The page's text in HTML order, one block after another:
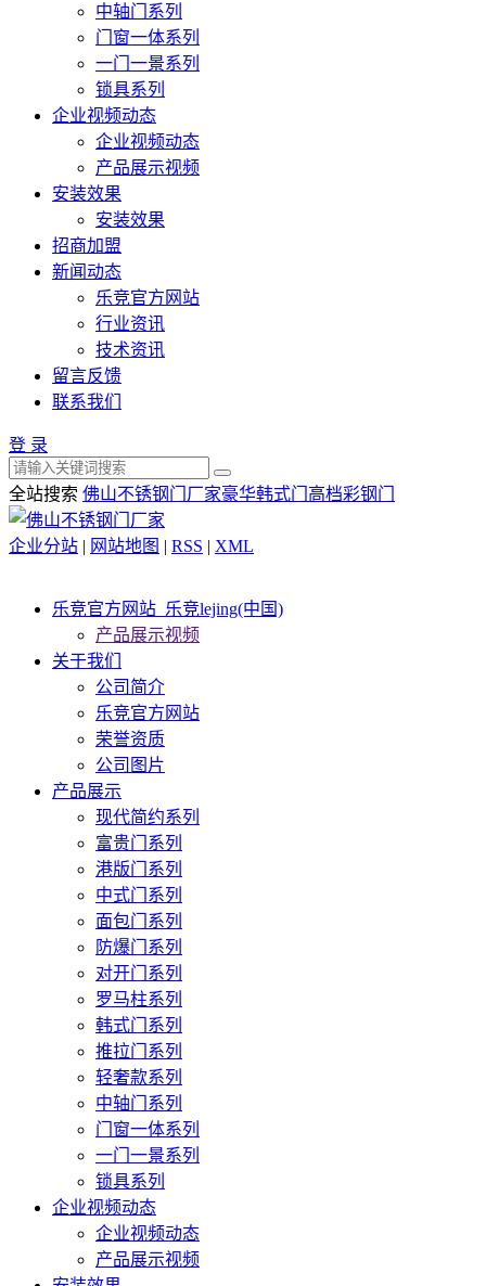
中轴门系列
门窗一体系列
一门一景系列
锁具系列
企业视频动态
企业视频动态
产品展示视频
安装效果
安装效果
招商加盟
新闻动态
乐竞官方网站
行业资讯
技术资讯
留言反馈
联系我们
登 录
全站搜索 佛山不锈钢门厂家豪华韩式门 高档彩钢门
企业分站 | 网站地图 | RSS | XML
乐竞官方网站_乐竞lejing(中国)
产品展示视频
关于我们
公司简介
乐竞官方网站
荣誉资质
公司图片
产品展示
现代简约系列
富贵门系列
港版门系列
中式门系列
面包门系列
防爆门系列
对开门系列
罗马柱系列
韩式门系列
推拉门系列
轻奢款系列
中轴门系列
门窗一体系列
一门一景系列
锁具系列
企业视频动态
企业视频动态
产品展示视频